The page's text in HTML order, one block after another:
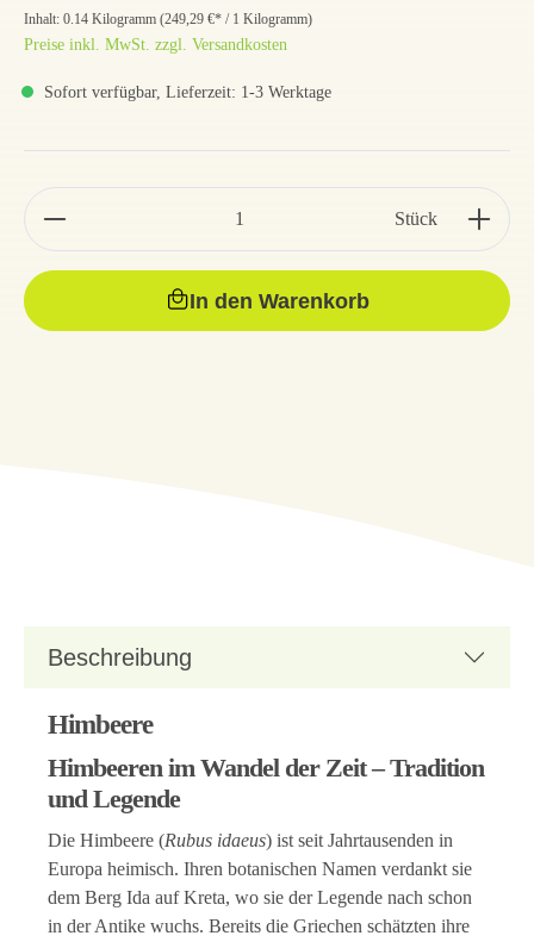
Inhalt: 0.14 Kilogramm (249,29 €* / 1 Kilogramm)
Preise inkl. MwSt. zzgl. Versandkosten
Sofort verfügbar, Lieferzeit: 1-3 Werktage
Stück
In den Warenkorb
Beschreibung
Himbeere
Himbeeren im Wandel der Zeit – Tradition
und Legende
Die Himbeere (Rubus idaeus) ist seit Jahrtausenden in
Europa heimisch. Ihren botanischen Namen verdankt sie
dem Berg Ida auf Kreta, wo sie der Legende nach schon
in der Antike wuchs. Bereits die Griechen schätzten ihre